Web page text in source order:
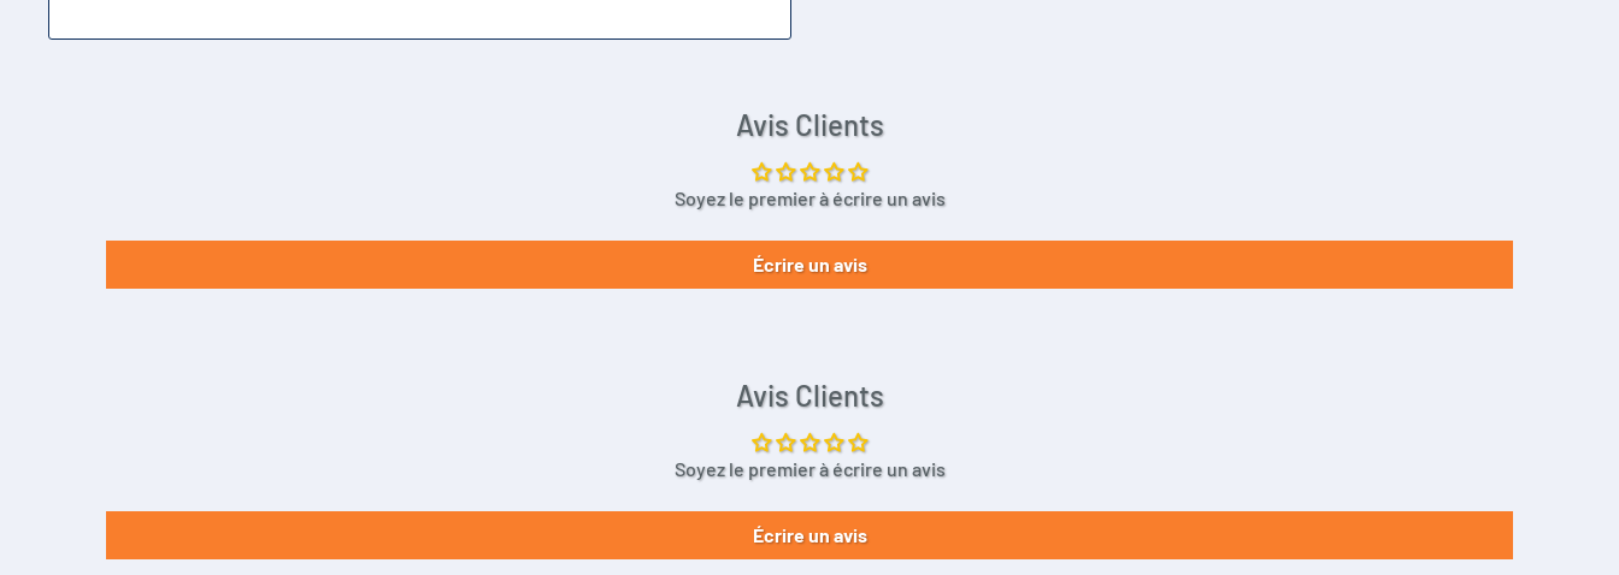
Avis Clients
Soyez le premier à écrire un avis
Écrire un avis
Avis Clients
Soyez le premier à écrire un avis
Écrire un avis